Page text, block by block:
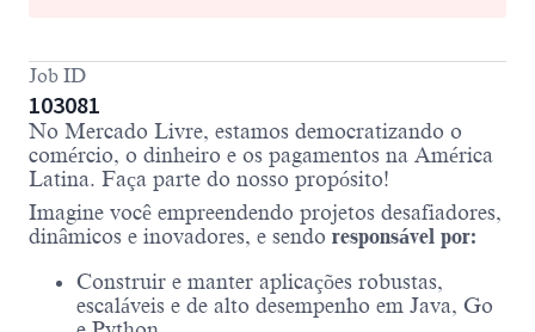
Job ID
103081
No Mercado Livre, estamos democratizando o
comércio, o dinheiro e os pagamentos na América
Latina. Faça parte do nosso propósito!
Imagine você empreendendo projetos desafiadores,
dinâmicos e inovadores, e sendo responsável por:
Construir e manter aplicações robustas,
escaláveis e de alto desempenho em Java, Go